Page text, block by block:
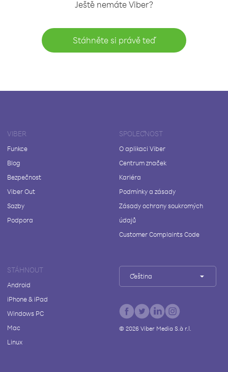
Ještě nemáte Viber?
Stáhněte si právě teď
VIBER
Funkce
Blog
Bezpečnost
Viber Out
Sazby
Podpora
SPOLEČNOST
O aplikaci Viber
Centrum značek
Kariéra
Podmínky a zásady
Zásady ochrany soukromých
údajů
Customer Complaints Code
STÁHNOUT
Android
iPhone & iPad
Windows PC
Mac
Linux
Čeština
© 2026Viber Media S.à r.l.